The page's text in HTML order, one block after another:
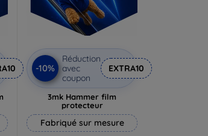
-10%
Réduction
avec
coupon
EXTRA10
3mk Hammer film
protecteur
Fabriqué sur mesure